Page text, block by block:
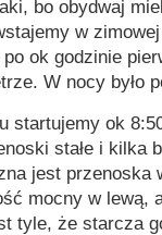
bo obydwaj
w
ok godzinie
W nocy było
startujemy ok
stałe i kilka
jest przenoska
mocny w lewą,
tyle, że starcza